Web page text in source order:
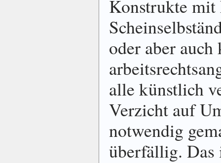
Konstrukte
oder aber
alle künstlich
Verzicht auf
notwendig
überfällig. Das